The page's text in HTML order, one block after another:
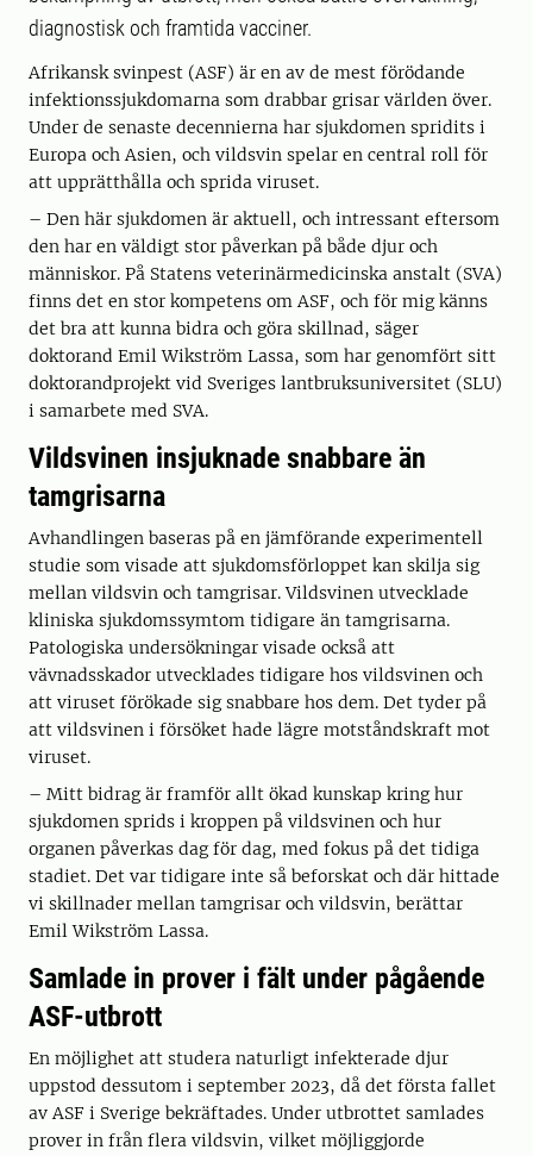
diagnostisk och framtida vacciner.
Afrikansk svinpest (ASF) är en av de mest förödande
infektionssjukdomarna som drabbar grisar världen över.
Under de senaste decennierna har sjukdomen spridits i
Europa och Asien, och vildsvin spelar en central roll för
att upprätthålla och sprida viruset.
– Den här sjukdomen är aktuell, och intressant eftersom
den har en väldigt stor påverkan på både djur och
människor. På Statens veterinärmedicinska anstalt (SVA)
finns det en stor kompetens om ASF, och för mig känns
det bra att kunna bidra och göra skillnad, säger
doktorand Emil Wikström Lassa, som har genomfört sitt
doktorandprojekt vid Sveriges lantbruksuniversitet (SLU)
i samarbete med SVA.
Vildsvinen insjuknade snabbare än
tamgrisarna
Avhandlingen baseras på en jämförande experimentell
studie som visade att sjukdomsförloppet kan skilja sig
mellan vildsvin och tamgrisar. Vildsvinen utvecklade
kliniska sjukdomssymtom tidigare än tamgrisarna.
Patologiska undersökningar visade också att
vävnadsskador utvecklades tidigare hos vildsvinen och
att viruset förökade sig snabbare hos dem. Det tyder på
att vildsvinen i försöket hade lägre motståndskraft mot
viruset.
– Mitt bidrag är framför allt ökad kunskap kring hur
sjukdomen sprids i kroppen på vildsvinen och hur
organen påverkas dag för dag, med fokus på det tidiga
stadiet. Det var tidigare inte så beforskat och där hittade
vi skillnader mellan tamgrisar och vildsvin, berättar
Emil Wikström Lassa.
Samlade in prover i fält under pågående
ASF-utbrott
En möjlighet att studera naturligt infekterade djur
uppstod dessutom i september 2023, då det första fallet
av ASF i Sverige bekräftades. Under utbrottet samlades
prover in från flera vildsvin, vilket möjliggjorde